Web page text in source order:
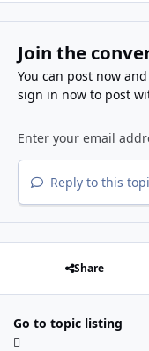
Join the
You can post now
sign in nowto post
Reply to this
Share
Go to topic listing